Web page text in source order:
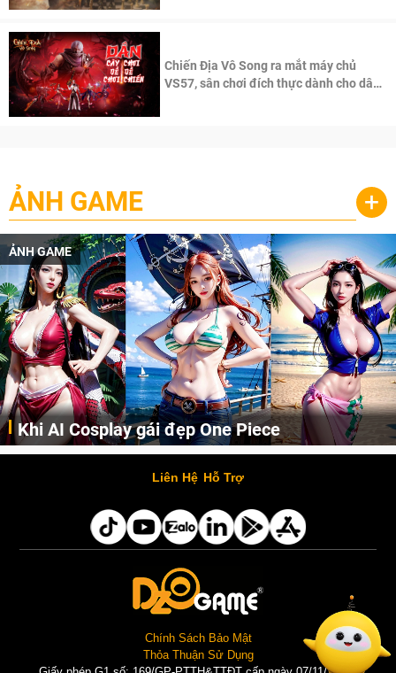
Chiến Địa Vô Song ra mắt máy chủ
VS57, sân chơi đích thực dành cho dân
ẢNH GAME +
ẢNH GAME
Khi AI Cosplay gái đẹp One Piece
Những cô nàng nóng bỏng Boa Hancock, Nico Robin, Nami, Yamato hay Perona được AI vẽ lại dưới hình thức Cosplay cực kỳ chuẩn chỉnh.
Liên Hệ Hỗ Trợ
Chính Sách Bảo Mật
Thỏa Thuận Sử Dụng